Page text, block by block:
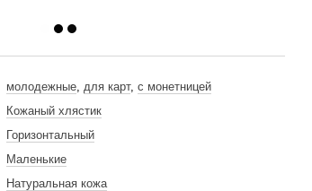
молодежные,для карт,с монетницей
Кожаный хлястик
Горизонтальный
Маленькие
Натуральная кожа